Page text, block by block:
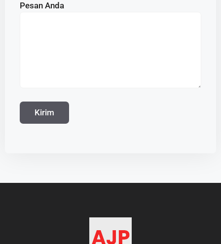
Pesan Anda